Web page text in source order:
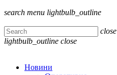
search menu lightbulb_outline
close
lightbulb_outline close
Новини